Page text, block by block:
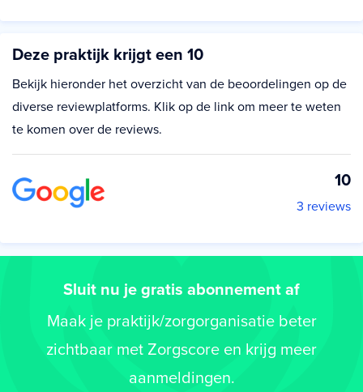
Deze praktijk krijgt een 10
Bekijk hieronder het overzicht van de beoordelingen op de
diverse reviewplatforms. Klik op de link om meer te weten
te komen over de reviews.
10
3 reviews
Sluit nu je gratis abonnement af
Maak je praktijk/zorgorganisatie beter
zichtbaar met Zorgscore en krijg meer
aanmeldingen.